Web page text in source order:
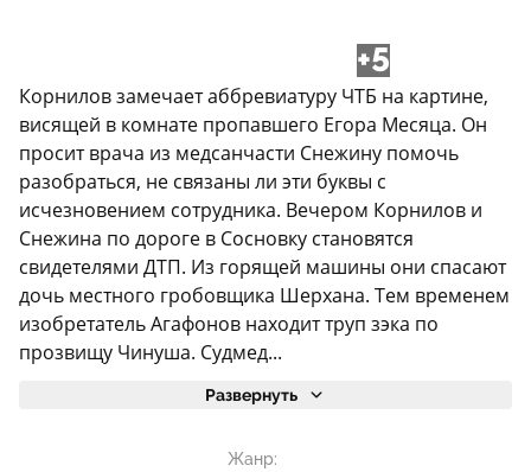
+5
Корнилов замечает аббревиатуру ЧТБ на картине,
висящей в комнате пропавшего Егора Месяца. Он
просит врача из медсанчасти Снежину помочь
разобраться, не связаны ли эти буквы с
исчезновением сотрудника. Вечером Корнилов и
Снежина по дороге в Сосновку становятся
свидетелями ДТП. Из горящей машины они спасают
дочь местного гробовщика Шерхана. Тем временем
изобретатель Агафонов находит труп зэка по
прозвищу Чинуша. Судмед...
Развернуть
Жанр: